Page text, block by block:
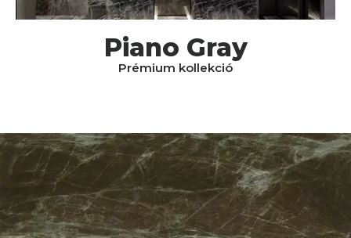
Piano Gray
Prémium kollekció